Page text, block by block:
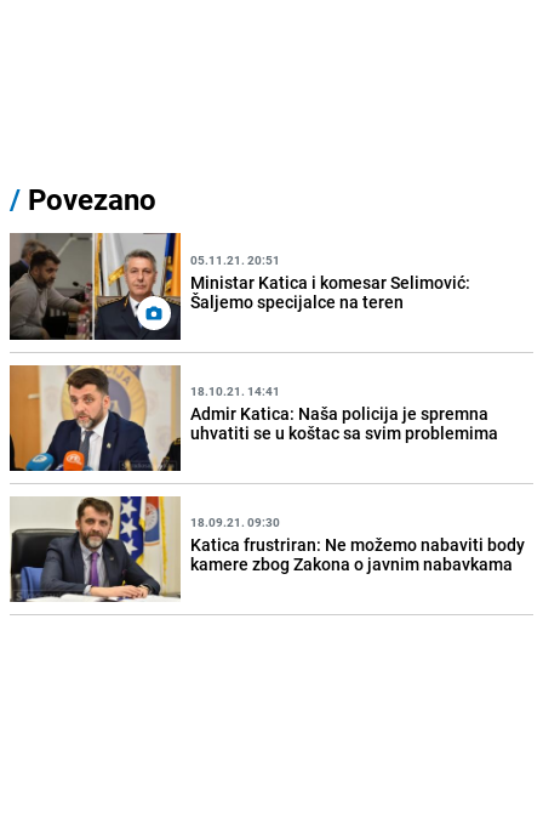
/ Povezano
05.11.21. 20:51
Ministar Katica i komesar Selimović:
Šaljemo specijalce na teren
18.10.21. 14:41
Admir Katica: Naša policija je spremna
uhvatiti se u koštac sa svim problemima
18.09.21. 09:30
Katica frustriran: Ne možemo nabaviti body
kamere zbog Zakona o javnim nabavkama